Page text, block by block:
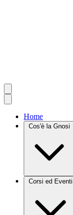
Home
Cos'è la Gnosi
Corsi ed Eventi